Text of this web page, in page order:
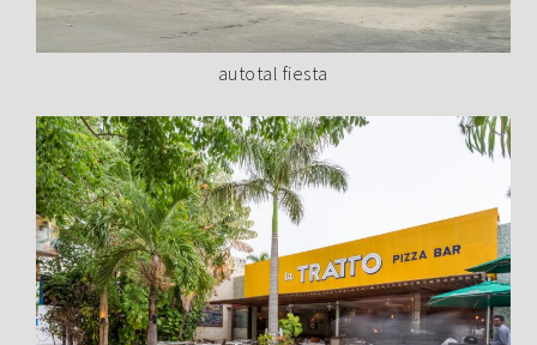
autotal fiesta